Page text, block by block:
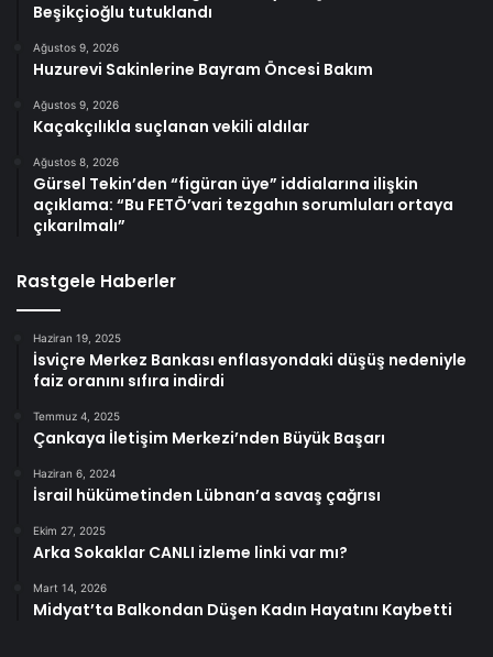
Beşikçioğlu tutuklandı
Ağustos 9, 2026
Huzurevi Sakinlerine Bayram Öncesi Bakım
Ağustos 9, 2026
Kaçakçılıkla suçlanan vekili aldılar
Ağustos 8, 2026
Gürsel Tekin’den “figüran üye” iddialarına ilişkin
açıklama: “Bu FETÖ’vari tezgahın sorumluları ortaya
çıkarılmalı”
Rastgele Haberler
Haziran 19, 2025
İsviçre Merkez Bankası enflasyondaki düşüş nedeniyle
faiz oranını sıfıra indirdi
Temmuz 4, 2025
Çankaya İletişim Merkezi’nden Büyük Başarı
Haziran 6, 2024
İsrail hükümetinden Lübnan’a savaş çağrısı
Ekim 27, 2025
Arka Sokaklar CANLI izleme linki var mı?
Mart 14, 2026
Midyat’ta Balkondan Düşen Kadın Hayatını Kaybetti